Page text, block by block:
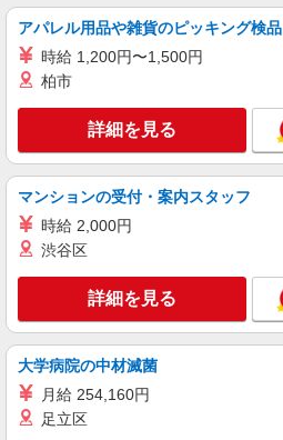
アパレル用品や雑貨のピッキング検品
時給 1,200円〜1,500円
柏市
詳細を見る
マンションの受付・案内スタッフ
時給 2,000円
渋谷区
詳細を見る
大学病院の中材滅菌
月給 254,160円
足立区